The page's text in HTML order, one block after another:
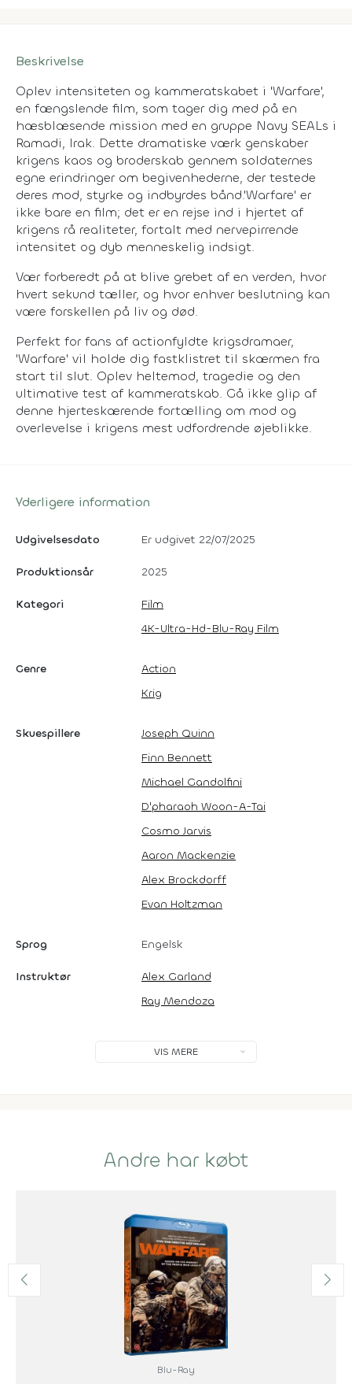
Beskrivelse
Oplev intensiteten og kammeratskabet i 'Warfare',
en fængslende film, som tager dig med på en
hæsblæsende mission med en gruppe Navy SEALs i
Ramadi, Irak. Dette dramatiske værk genskaber
krigens kaos og broderskab gennem soldaternes
egne erindringer om begivenhederne, der testede
deres mod, styrke og indbyrdes bånd.'Warfare' er
ikke bare en film; det er en rejse ind i hjertet af
krigens rå realiteter, fortalt med nervepirrende
intensitet og dyb menneskelig indsigt.
Vær forberedt på at blive grebet af en verden, hvor
hvert sekund tæller, og hvor enhver beslutning kan
være forskellen på liv og død.
Perfekt for fans af actionfyldte krigsdramaer,
'Warfare' vil holde dig fastklistret til skærmen fra
start til slut. Oplev heltemod, tragedie og den
ultimative test af kammeratskab. Gå ikke glip af
denne hjerteskærende fortælling om mod og
overlevelse i krigens mest udfordrende øjeblikke.
Yderligere information
Udgivelsesdato Er udgivet 22/07/2025
Produktionsår 2025
Kategori
Film
4K-Ultra-Hd-Blu-Ray Film
Genre
Action
Krig
Skuespillere
Joseph Quinn
Finn Bennett
Michael Gandolfini
D'pharaoh Woon-A-Tai
Cosmo Jarvis
Aaron Mackenzie
Alex Brockdorff
Evan Holtzman
Sprog Engelsk
Instruktør
Alex Garland
Ray Mendoza
VIS MERE
Andre har købt
Blu-Ray